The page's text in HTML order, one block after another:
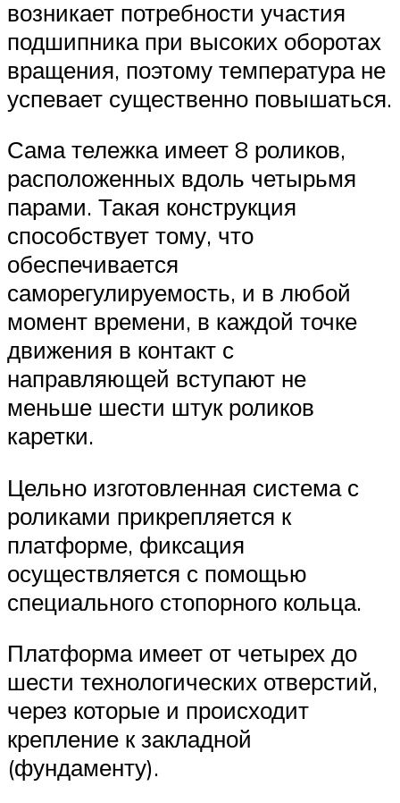
возникает потребности участия
подшипника при высоких оборотах
вращения, поэтому температура не
успевает существенно повышаться.
Сама тележка имеет 8 роликов,
расположенных вдоль четырьмя
парами. Такая конструкция
способствует тому, что
обеспечивается
саморегулируемость, и в любой
момент времени, в каждой точке
движения в контакт с
направляющей вступают не
меньше шести штук роликов
каретки.
Цельно изготовленная система с
роликами прикрепляется к
платформе, фиксация
осуществляется с помощью
специального стопорного кольца.
Платформа имеет от четырех до
шести технологических отверстий,
через которые и происходит
крепление к закладной
(фундаменту).